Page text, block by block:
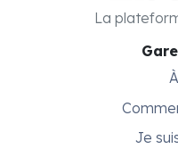
Je
La